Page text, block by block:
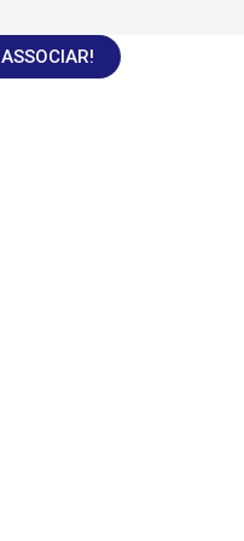
ASSOCIAR!